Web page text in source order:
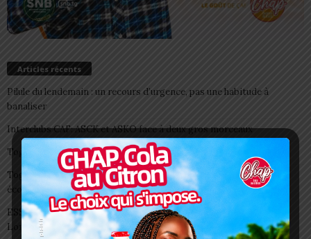
Articles récents
Pilule du lendemain : un recours d’urgence, pas une habitude à
banaliser
Interclubs CAF: ASCK et ASKO face à deux gros morceaux
Togo/ Boissons énergisantes: l’État tire la sonnette d’alarme
Togo/ Rentrée scolaire 2026-2027: consultez la liste officielle des
écoles autorisées
ESSAL 2026 : les admissibles convoqués pour la visite médicale à
Lomé